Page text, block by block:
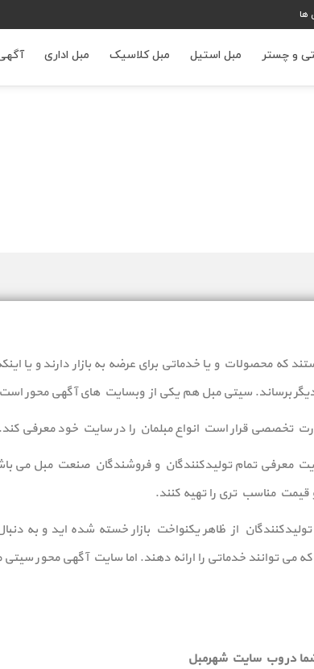
ها
و چستر مبل استیل مبل کلاسیک مبل اداری
که محصولات و یا خدماتی برای عرضه به بازار دارند و
برساند. سیتی مبل هم یکی از وبسایت های آگهی محور است که فعالیت خود
تخصصی قرار است انواع مبلمان را در سایت خود معرفی کند.
تمام تولیدکنندگان و فروشندگان صنعت مبل می
مناسب تری را تهیه کنند.
تولیدکنندگان از ظاهر یکنواخت بازار خسته شده اید و
که می توانند خدماتی را ارائه دهند. اما سایت آگهی
در وب سایت شهرمبل